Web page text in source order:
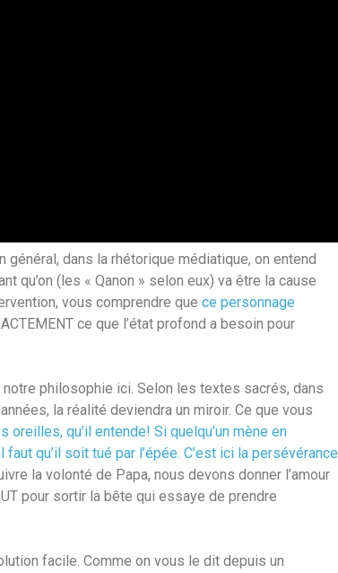
dans la rhétorique médiatique, on entend
qu’on (les « Qanon » selon eux) va être la cause
vous comprendre que ce personnage
ce que l’état profond a besoin pour
notre philosophie ici. Selon les textes sacrés, dans
la réalité deviendra un miroir. Ce que vous
oreilles, qu’il entende! Si quelqu’un mène en
qu’il soit tué par l’épée. C’est ici la persévérance
la volonté de Papa, nous devons donner l’amour
pour sortir la bête qui essaye de prendre
facile. Comme on vous le dit depuis un